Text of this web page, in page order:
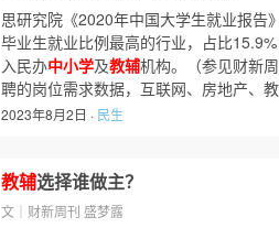
思研究院《2020年中国大学生就业报告
毕业生就业比例最高的行业，占比
入民办中小学及教辅机构。（参见财新
聘的岗位需求数据，互联网、房地产
2023年8月2日 · 民生
教辅选择谁做主？
文｜财新周刊 盛梦露